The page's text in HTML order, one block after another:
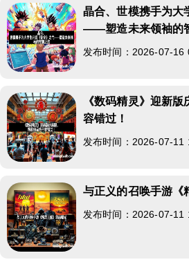
晶合、世模携手为大
——塑造未来领袖的
发布时间：2026-07-16
《数码精灵》迎新
容错过！
发布时间：2026-07-11
与正义的召唤手游《
发布时间：2026-07-11